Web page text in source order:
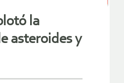
la
asteroides y